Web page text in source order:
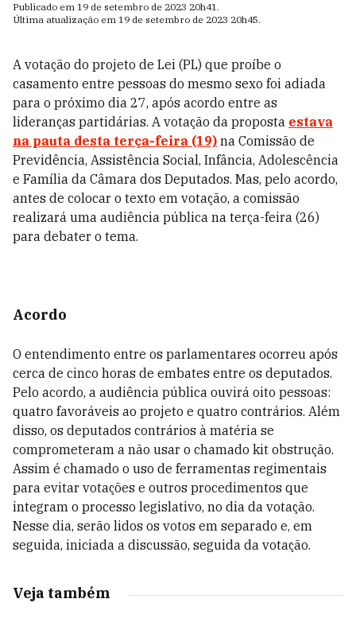
Publicado em 19 de setembro de 2023 20h41.
Última atualização em 19 de setembro de 2023 20h45.
A votação do projeto de Lei (PL) que proíbe o
casamento entre pessoas do mesmo sexo foi adiada
para o próximo dia 27, após acordo entre as
lideranças partidárias. A votação da proposta estava
na pauta desta terça-feira (19) na Comissão de
Previdência, Assistência Social, Infância, Adolescência
e Família da Câmara dos Deputados. Mas, pelo acordo,
antes de colocar o texto em votação, a comissão
realizará uma audiência pública na terça-feira (26)
para debater o tema.
Acordo
O entendimento entre os parlamentares ocorreu após
cerca de cinco horas de embates entre os deputados.
Pelo acordo, a audiência pública ouvirá oito pessoas:
quatro favoráveis ao projeto e quatro contrários. Além
disso, os deputados contrários à matéria se
comprometeram a não usar o chamado kit obstrução.
Assim é chamado o uso de ferramentas regimentais
para evitar votações e outros procedimentos que
integram o processo legislativo, no dia da votação.
Nesse dia, serão lidos os votos em separado e, em
seguida, iniciada a discussão, seguida da votação.
Veja também